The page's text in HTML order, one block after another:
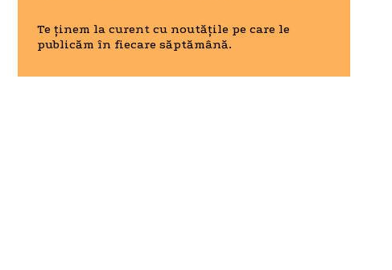
Te ținem la curent cu noutățile pe care le
publicăm în fiecare săptămână.